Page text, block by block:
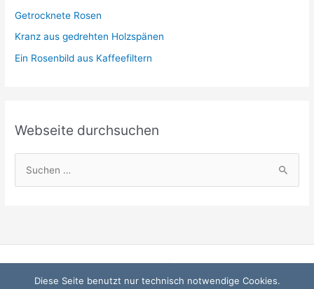
Getrocknete Rosen
Kranz aus gedrehten Holzspänen
Ein Rosenbild aus Kaffeefiltern
Webseite durchsuchen
Startseite
Datenschutzerklärung
Diese Seite benutzt nur technisch notwendige Cookies.